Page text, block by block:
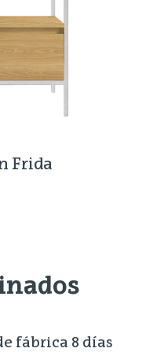
Frida
fábrica 8 días